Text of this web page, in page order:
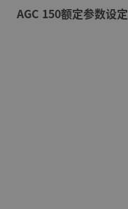
AGC 150额定参数设定